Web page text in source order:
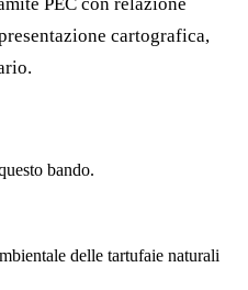
cartografica,
bando.
delle tartufaie naturali